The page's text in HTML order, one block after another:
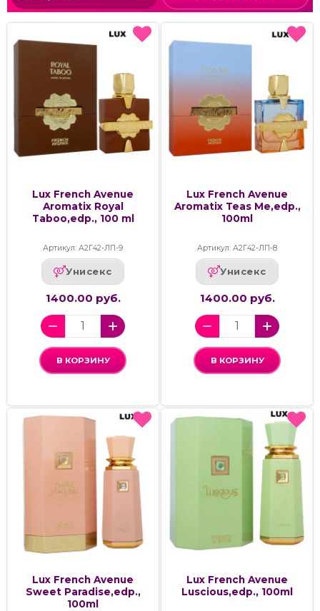
Lux French Avenue
Aromatix Royal
Taboo,edp., 100 ml
Артикул: А2Г42-ЛП-9
Унисекс
1400.00 руб.
В КОРЗИНУ
Lux French Avenue
Aromatix Teas Me,edp.,
100ml
Артикул: А2Г42-ЛП-8
Унисекс
1400.00 руб.
В КОРЗИНУ
Lux French Avenue
Sweet Paradise,edp.,
100ml
Lux French Avenue
Luscious,edp., 100ml